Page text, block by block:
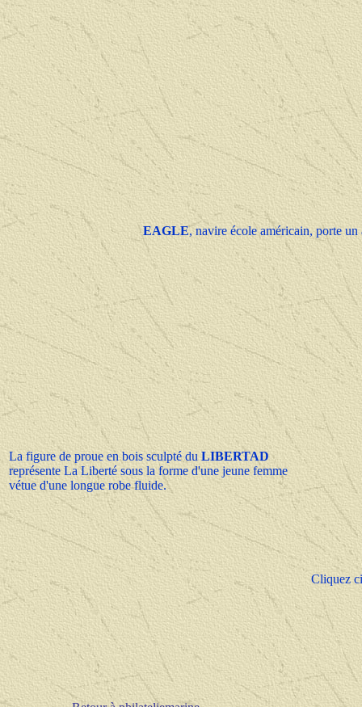
EAGLE, navire école américain, porte un
La figure de proue en bois sculpté du LIBERTAD
représente La Liberté sous la forme d'une jeune femme
vétue d'une longue robe fluide.
Cliquez